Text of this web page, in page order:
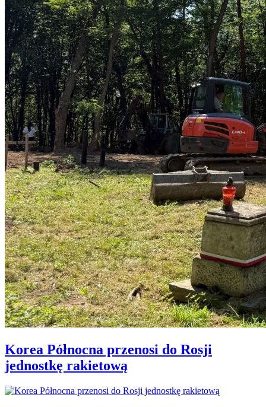
Korea Północna przenosi do Rosji
jednostkę rakietową